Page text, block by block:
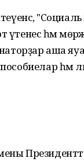
үтенес һәм
аша
һәм